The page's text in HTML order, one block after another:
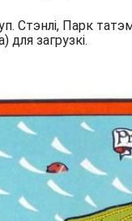
Стэнлі, Парк
загрузкі.